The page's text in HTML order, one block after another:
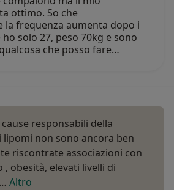
ottimo. So che
la frequenza aumenta dopo i
solo 27, peso 70kg e sono
che posso fare…
responsabili della
non sono ancora ben
riscontrate associazioni con
, obesità, elevati livelli di
Altro